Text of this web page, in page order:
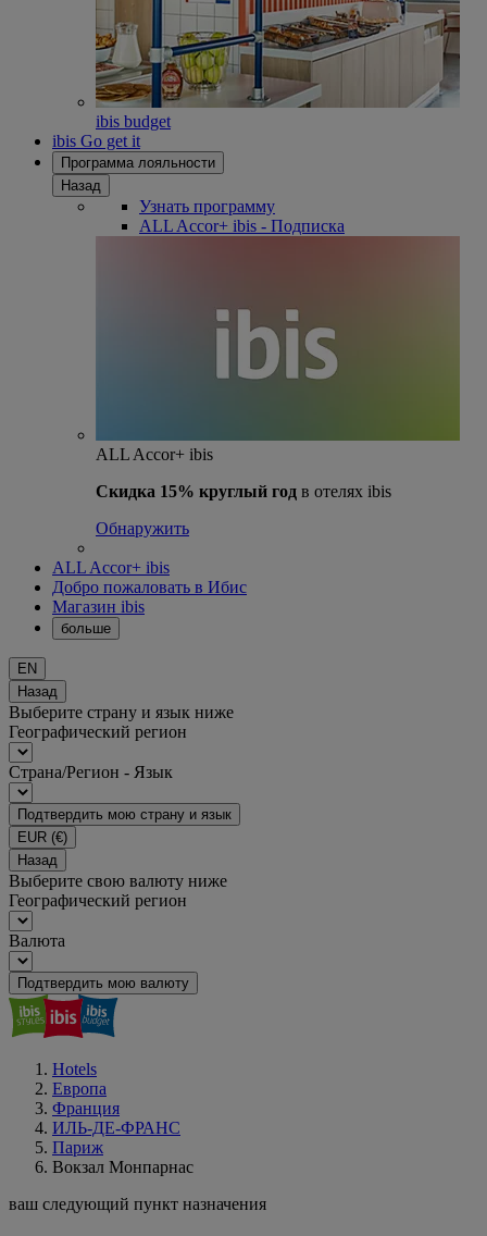
ibis budget
ibis Go get it
Программа лояльности
Назад
Узнать программу
ALL Accor+ ibis - Подписка
ALL Accor+ ibis
Скидка 15% круглый год в отелях ibis
Обнаружить
ALL Accor+ ibis
Добро пожаловать в Ибис
Магазин ibis
больше
EN
Назад
Выберите страну и язык ниже
Географический регион
Страна/Регион - Язык
Подтвердить мою страну и язык
EUR (€)
Назад
Выберите свою валюту ниже
Географический регион
Валюта
Подтвердить мою валюту
Hotels
Европа
Франция
ИЛЬ-ДЕ-ФРАНС
Париж
Вокзал Монпарнас
ваш следующий пункт назначения